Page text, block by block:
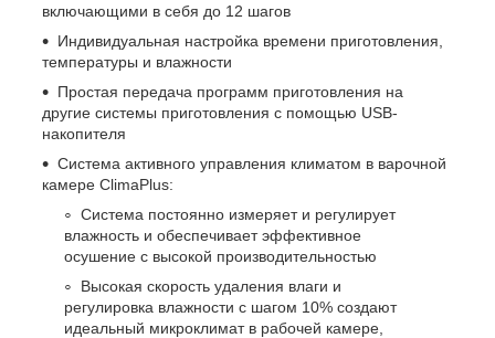
включающими в себя до 12 шагов
Индивидуальная настройка времени приготовления,
температуры и влажности
Простая передача программ приготовления на
другие системы приготовления с помощью USB-
накопителя
Система активного управления климатом в варочной
камере ClimaPlus:
Система постоянно измеряет и регулирует
влажность и обеспечивает эффективное
осушение с высокой производительностью
Высокая скорость удаления влаги и
регулировка влажности с шагом 10% создают
идеальный микроклимат в рабочей камере,